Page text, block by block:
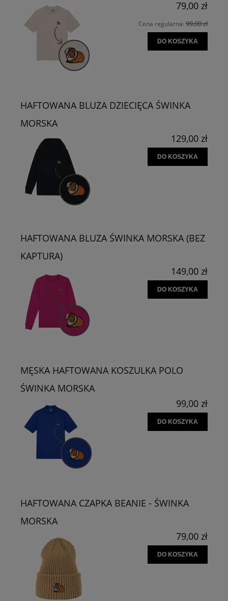
79,00 zł
Cena regularna: 99,00 zł
DO KOSZYKA
HAFTOWANA BLUZA DZIECIĘCA ŚWINKA
MORSKA
129,00 zł
DO KOSZYKA
HAFTOWANA BLUZA ŚWINKA MORSKA (BEZ
KAPTURA)
149,00 zł
DO KOSZYKA
MĘSKA HAFTOWANA KOSZULKA POLO
ŚWINKA MORSKA
99,00 zł
DO KOSZYKA
HAFTOWANA CZAPKA BEANIE - ŚWINKA
MORSKA
79,00 zł
DO KOSZYKA